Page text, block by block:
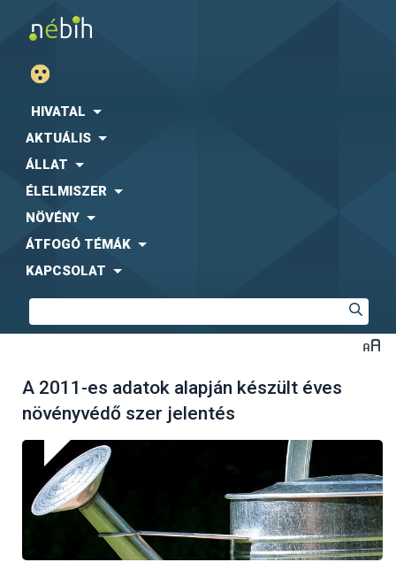
HIVATAL
AKTUÁLIS
ÁLLAT
ÉLELMISZER
NÖVÉNY
ÁTFOGÓ TÉMÁK
KAPCSOLAT
A 2011-es adatok alapján készült éves
növényvédő szer jelentés